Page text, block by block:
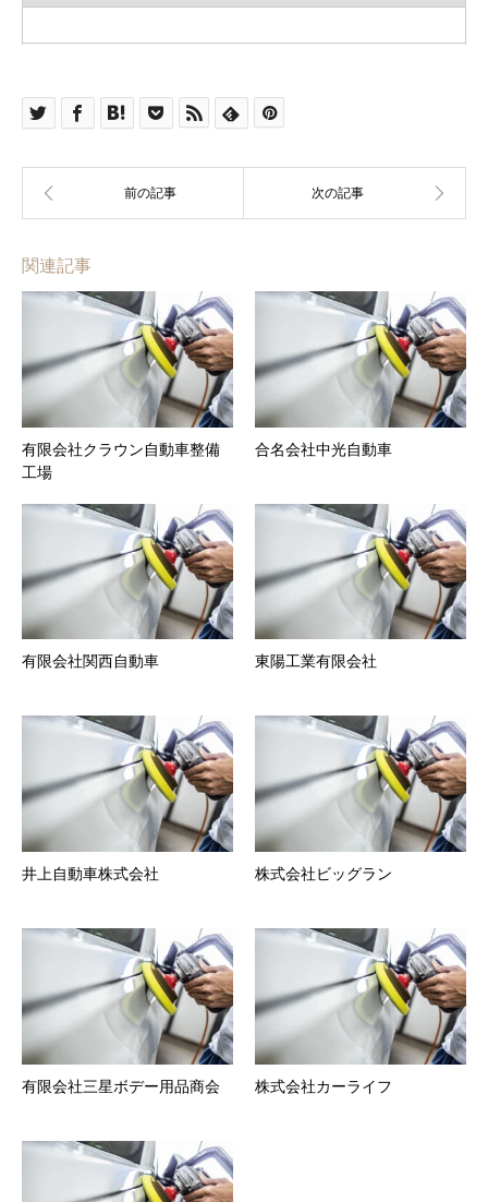
関連記事
有限会社クラウン自動車整備
工場
合名会社中光自動車
有限会社関西自動車 東陽工業有限会社
井上自動車株式会社 株式会社ビッグラン
有限会社三星ボデー用品商会 株式会社カーライフ